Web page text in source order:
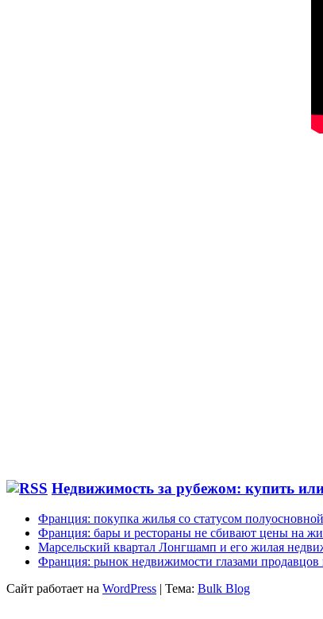
Недвижимость за рубежом: купить
Франция: покупка жилья со статусом
Франция: бары и рестораны не сбивают цены на
Марсельский квартал Лонгшамп и его жилая
Франция: рынок недвижимости глазами продавцов
Сайт работает на WordPress | Тема: Bulk Blog